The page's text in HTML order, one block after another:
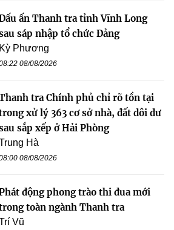
ấn Thanh tra tỉnh Vĩnh Long
sáp nhập tổ chức Đảng
Kỳ Phương
08/08/2026
tra Chính phủ chỉ rõ tồn tại
xử lý 363 cơ sở nhà, đất dôi dư
sắp xếp ở Hải Phòng
Hà
08/08/2026
động phong trào thi đua mới
toàn ngành Thanh tra
Vũ